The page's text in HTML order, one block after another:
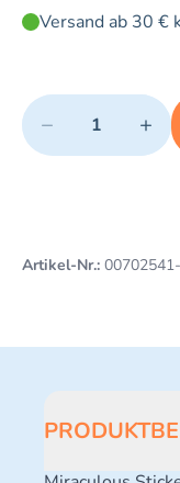
Versand ab 30 €
Quantity
− +
Minimum quantity: 1
Add 1 item to cart
Artikel-Nr.: